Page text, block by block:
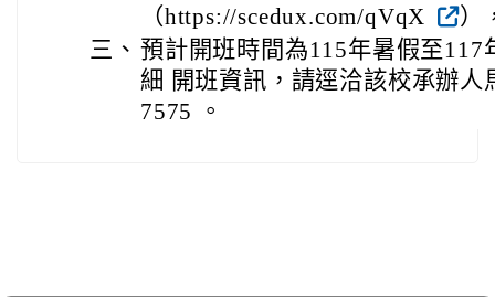
（https://scedux.com/qVqX
）
三、 預計開班時間為115年暑假至
細 開班資訊，請逕洽該校承辦人
7575 。